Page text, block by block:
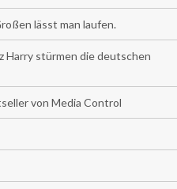
lässt man laufen.
Harry stürmen die deutschen
von Media Control